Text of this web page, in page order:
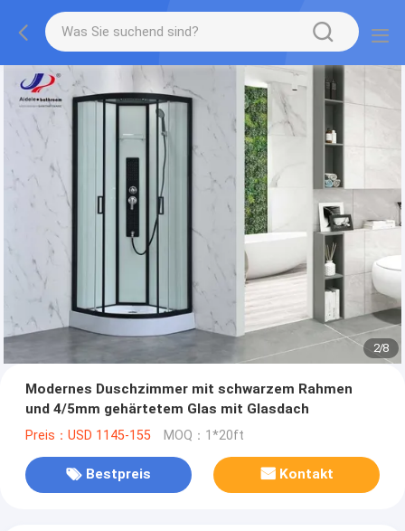
2/8
Modernes Duschzimmer mit schwarzem Rahmen
und 4/5mm gehärtetem Glas mit Glasdach
Preis：USD 1145-155 MOQ：1*20ft
Bestpreis Kontakt